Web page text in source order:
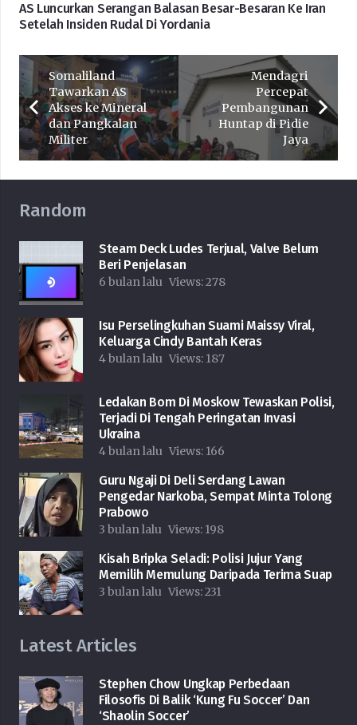
AS Luncurkan Serangan Balasan Besar-Besaran Ke Iran
Setelah Insiden Rudal Di Yordania
Somaliland
Tawarkan AS
Akses ke Mineral
dan Pangkalan
Militer
Mendagri
Percepat
Pembangunan
Huntap di Pidie
Jaya
Random
Steam Deck Ludes Terjual, Valve Belum
Beri Penjelasan
6 bulan lalu Views:278
Isu Perselingkuhan Suami Maissy Viral,
Keluarga Cindy Bantah Keras
4 bulan lalu Views: 187
Ledakan Bom Di Moskow Tewaskan Polisi,
Terjadi Di Tengah Peringatan Invasi
Ukraina
4 bulan lalu Views: 166
Guru Ngaji Di Deli Serdang Lawan
Pengedar Narkoba, Sempat Minta Tolong
Prabowo
3 bulan lalu Views: 198
Kisah Bripka Seladi: Polisi Jujur Yang
Memilih Memulung Daripada Terima Suap
3 bulan lalu Views:231
Latest Articles
Stephen Chow Ungkap Perbedaan
Filosofis Di Balik ‘Kung Fu Soccer’ Dan
‘Shaolin Soccer’